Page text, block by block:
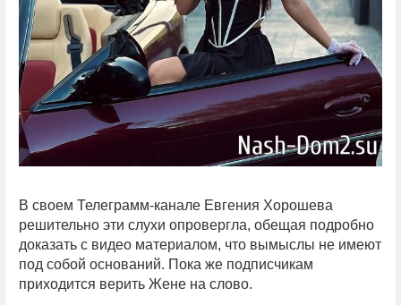
В своем Телеграмм-канале Евгения Хорошева
решительно эти слухи опровергла, обещая подробно
доказать с видео материалом, что вымыслы не имеют
под собой оснований. Пока же подписчикам
приходится верить Жене на слово.